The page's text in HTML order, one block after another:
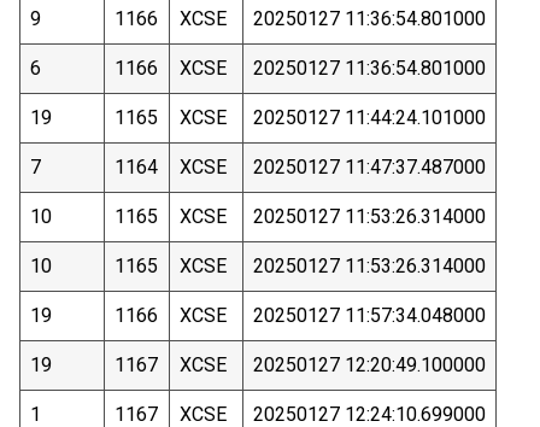
9 1166 XCSE 20250127 11:36:54.801000
6 1166 XCSE 20250127 11:36:54.801000
19 1165 XCSE 20250127 11:44:24.101000
7 1164 XCSE 20250127 11:47:37.487000
10 1165 XCSE 20250127 11:53:26.314000
10 1165 XCSE 20250127 11:53:26.314000
19 1166 XCSE 20250127 11:57:34.048000
19 1167 XCSE 20250127 12:20:49.100000
1 1167 XCSE 20250127 12:24:10.699000